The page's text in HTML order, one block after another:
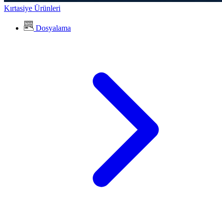
Kırtasiye Ürünleri
Dosyalama